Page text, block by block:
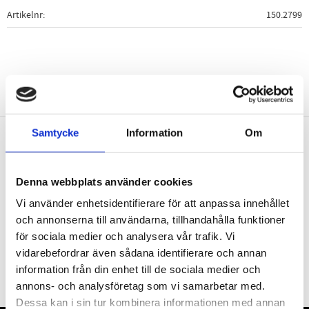
Samtycke Information Om
Denna webbplats använder cookies
Vi använder enhetsidentifierare för att anpassa innehållet
och annonserna till användarna, tillhandahålla funktioner
för sociala medier och analysera vår trafik. Vi
vidarebefordrar även sådana identifierare och annan
information från din enhet till de sociala medier och
annons- och analysföretag som vi samarbetar med.
Dessa kan i sin tur kombinera informationen med annan
Artikelnr 150.2799
Nyhetsbrev
PRENUMERERA
Dina personuppgifter behandlas i enlighet med vår integritetspolicy